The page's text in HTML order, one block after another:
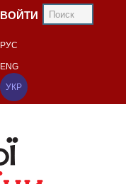
ВОЙТИ
РУС
ENG
УКР